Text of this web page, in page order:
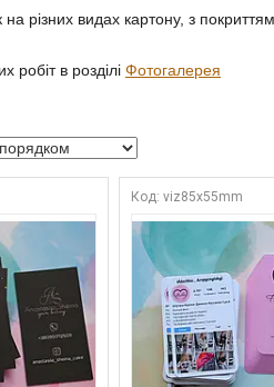
різних видах картону, з
робіт в розділі Фотогалерея
viz85х55mm